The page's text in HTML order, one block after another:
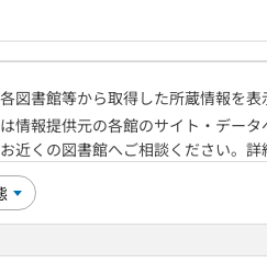
図書館等から取得した所蔵情報を表
情報提供元の各館のサイト・デー
近くの図書館へご相談ください。詳